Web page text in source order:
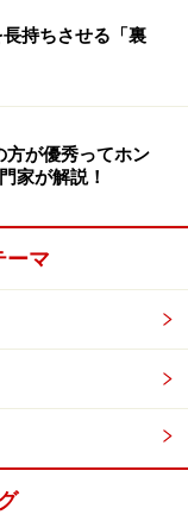
気になっていま
、200g以上のモ
厳しく制限され
ーンとして「DJI
能アップされた
安定性や動画伝
対応することで
ます。
12 miniが発売に
持ちさせる「裏
が優秀ってホン
家が解説！
ーマ